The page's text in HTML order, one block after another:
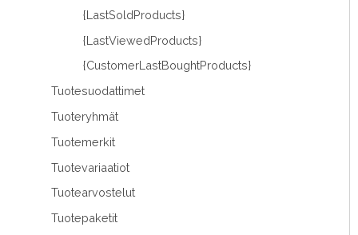
{LastSoldProducts}
{LastViewedProducts}
{CustomerLastBoughtProducts}
Tuotesuodattimet
Tuoteryhmät
Tuotemerkit
Tuotevariaatiot
Tuotearvostelut
Tuotepaketit